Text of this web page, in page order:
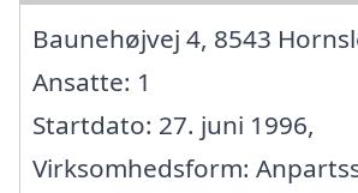
Baunehøjvej 4, 8543
Ansatte: 1
Startdato: 27. juni 1996,
Virksomhedsform: